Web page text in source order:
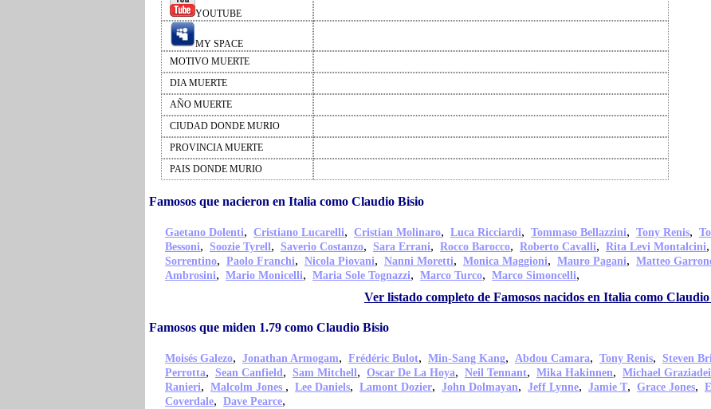
YOUTUBE
MY SPACE
MOTIVO MUERTE
DIA MUERTE
AÑO MUERTE
CIUDAD DONDE MURIO
PROVINCIA MUERTE
PAIS DONDE MURIO
Famosos que nacieron en Italia como Claudio Bisio
Gaetano Dolenti, Cristiano Lucarelli, Cristian Molinaro, Luca Ricciardi, Tommaso Bellazzini, Tony Renis,
Bessoni, Soozie Tyrell, Saverio Costanzo, Sara Errani, Rocco Barocco, Roberto Cavalli, Rita Levi Montalcini,
Sorrentino, Paolo Franchi, Nicola Piovani, Nanni Moretti, Monica Maggioni, Mauro Pagani, Matteo
Ambrosini, Mario Monicelli, Maria Sole Tognazzi, Marco Turco, Marco Simoncelli,
Ver listado completo de Famosos nacidos en Italia como
Famosos que miden 1.79 como Claudio Bisio
Moisés Galezo, Jonathan Armogam, Frédéric Bulot, Min-Sang Kang, Abdou Camara, Tony Renis, Steven
Perrotta, Sean Canfield, Sam Mitchell, Oscar De La Hoya, Neil Tennant, Mika Hakinnen, Michael Graziadei
Ranieri, Malcolm Jones , Lee Daniels, Lamont Dozier, John Dolmayan, Jeff Lynne, Jamie T, Grace Jones,
Coverdale, Dave Pearce,